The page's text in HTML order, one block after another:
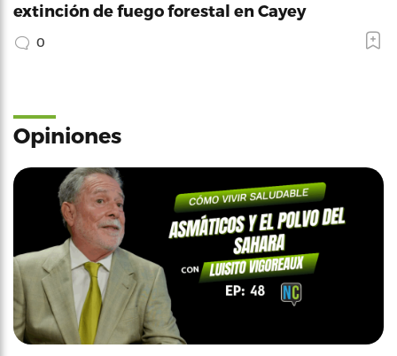
extinción de fuego forestal en Cayey
0
Opiniones